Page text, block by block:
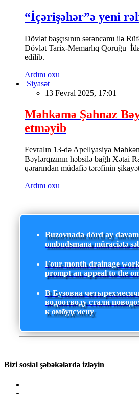
“İçərişəhər”ə yeni
Dövlət başçısının sərəncamı ilə
Dövlət Tarix-Memarlıq Qoruğu
edilib.
Ardını oxu
Siyasət
13 Fevral 2025, 17:01
Məhkəmə Şahnaz
etməyib
Fevralın 13-də Apellyasiya
Bəylərqızının həbsilə bağlı Xətai
qərarından müdafiə tərəfinin
Ardını oxu
Buzovnada dörd ay
ombudsmana müraciətə
Four-month drainage
prompt an appeal to the
В Бузовна
водоотводу стали
к омбудсмену
Bizi sosial şəbəkələrdə izləyin